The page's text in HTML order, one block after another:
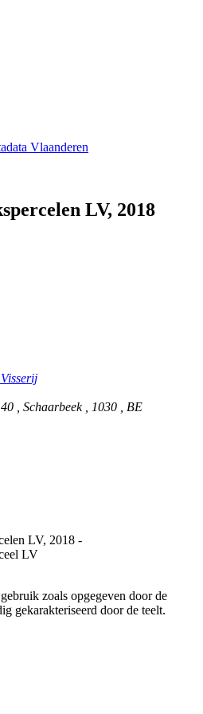
Vlaanderen
LV, 2018
, Schaarbeek , 1030 , BE
LV, 2018 -
LV
zoals opgegeven door de
gekarakteriseerd door de teelt.